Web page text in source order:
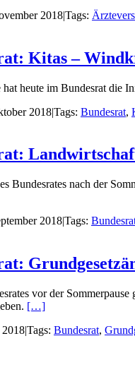
2018|Tags:
Kitas –
heute im Bundesrat die
2018|Tags: Bundesrat,
Bundesrates nach der
2018|Tags:
vor der
[…]
|Tags: Bundesrat,